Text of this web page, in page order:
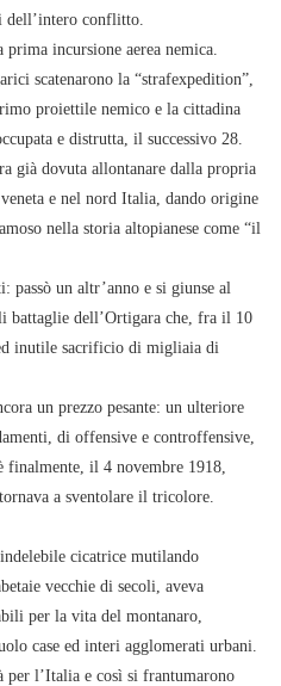
dell’intero conflitto.
incursione aerea nemica.
scatenarono la “strafexpedition”,
proiettile nemico e la cittadina
e distrutta, il successivo 28.
già dovuta allontanare dalla propria
e nel nord Italia, dando origine
nella storia altopianese come “il
un altr’anno e si giunse al
battaglie dell’Ortigara che, fra il 10
inutile sacrificio di migliaia di
un prezzo pesante: un ulteriore
di offensive e controffensive,
finalmente, il 4 novembre 1918,
a sventolare il tricolore.
cicatrice mutilando
vecchie di secoli, aveva
per la vita del montanaro,
case ed interi agglomerati urbani.
per l’Italia e così si frantumarono